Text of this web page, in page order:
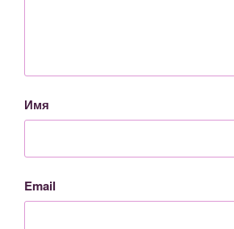
Имя
Email